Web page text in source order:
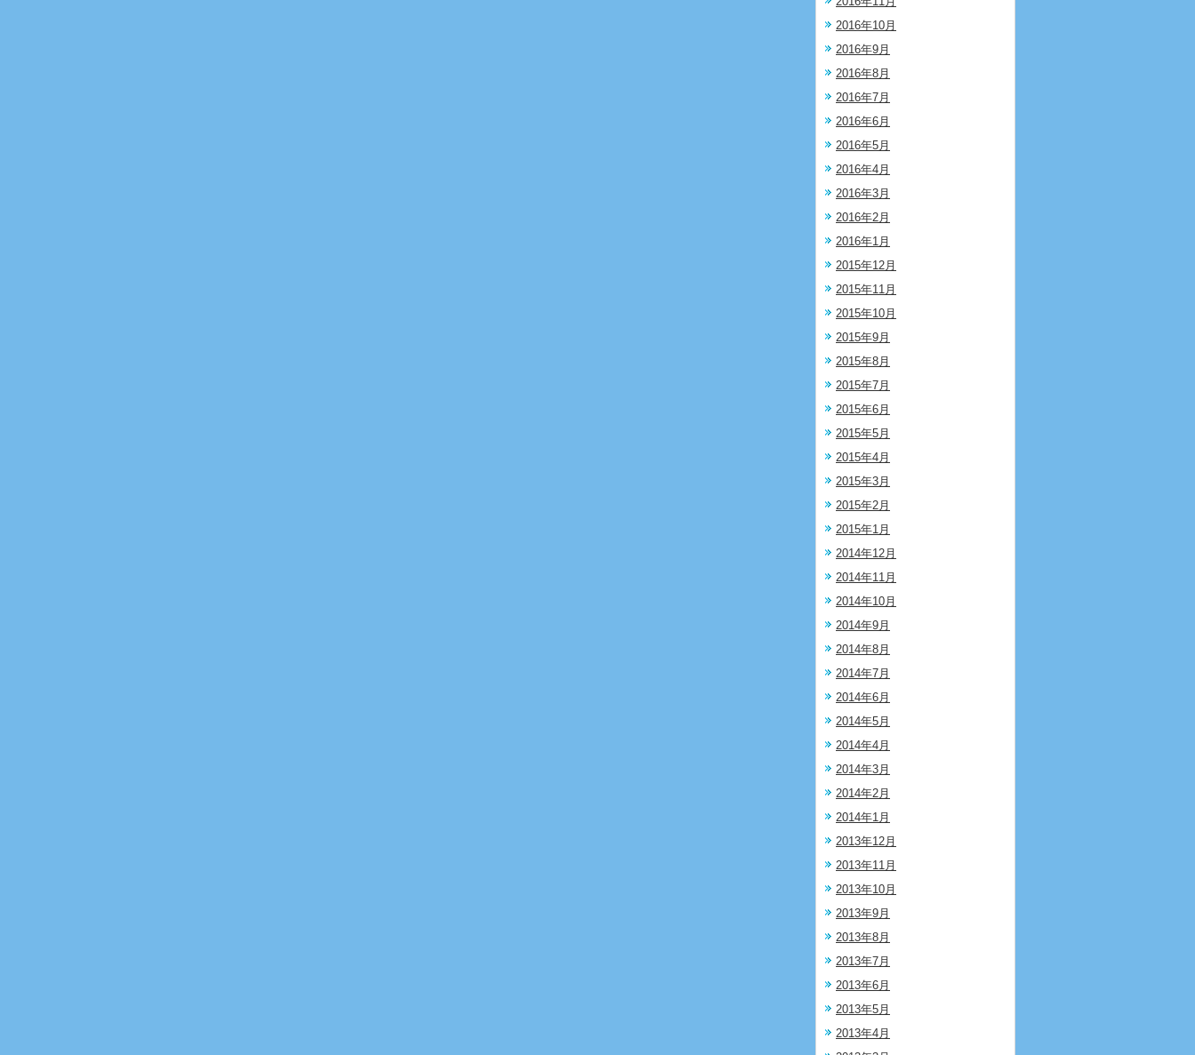
2016年10月
2016年9月
2016年8月
2016年7月
2016年6月
2016年5月
2016年4月
2016年3月
2016年2月
2016年1月
2015年12月
2015年11月
2015年10月
2015年9月
2015年8月
2015年7月
2015年6月
2015年5月
2015年4月
2015年3月
2015年2月
2015年1月
2014年12月
2014年11月
2014年10月
2014年9月
2014年8月
2014年7月
2014年6月
2014年5月
2014年4月
2014年3月
2014年2月
2014年1月
2013年12月
2013年11月
2013年10月
2013年9月
2013年8月
2013年7月
2013年6月
2013年5月
2013年4月